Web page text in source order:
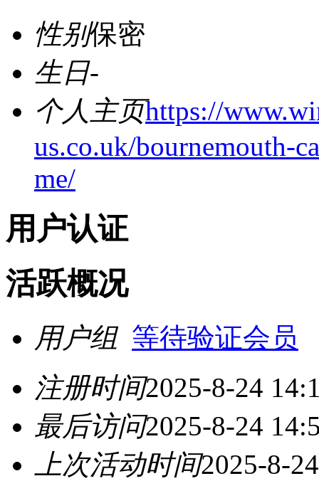
性别保密
生日-
个人主页https://
us.co.uk/bournemouth-
me/
用户认证
活跃概况
用户组 等待验证会员
注册时间2025-8-24
最后访问2025-8-24
上次活动时间2025-8-